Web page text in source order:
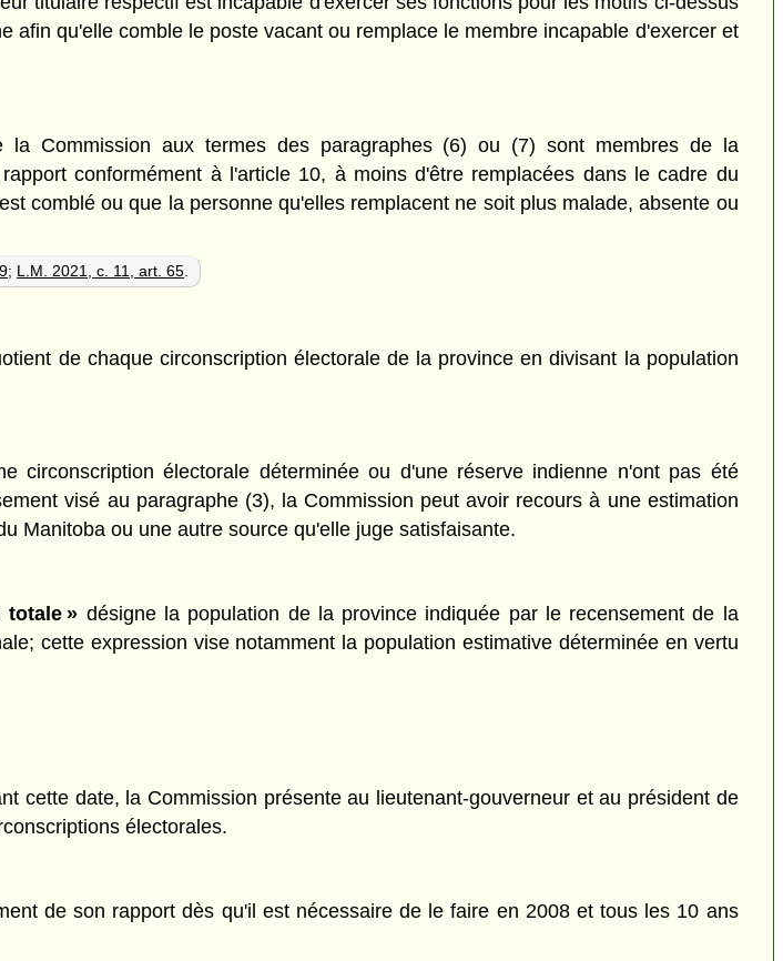
qu'elle comble le poste vacant ou remplace le membre incapable d'exercer et
la Commission aux termes des paragraphes (6) ou (7) sont membres de la
conformément à l'article 10, à moins d'être remplacées dans le cadre du
comblé ou que la personne qu'elles remplacent ne soit plus malade, absente ou
; L.M. 2021, c. 11, art. 65.
de chaque circonscription électorale de la province en divisant la population
circonscription électorale déterminée ou d'une réserve indienne n'ont pas été
visé au paragraphe (3), la Commission peut avoir recours à une estimation
Manitoba ou une autre source qu'elle juge satisfaisante.
totale » désigne la population de la province indiquée par le recensement de la
cette expression vise notamment la population estimative déterminée en vertu
cette date, la Commission présente au lieutenant-gouverneur et au président de
électorales.
de son rapport dès qu'il est nécessaire de le faire en 2008 et tous les 10 ans